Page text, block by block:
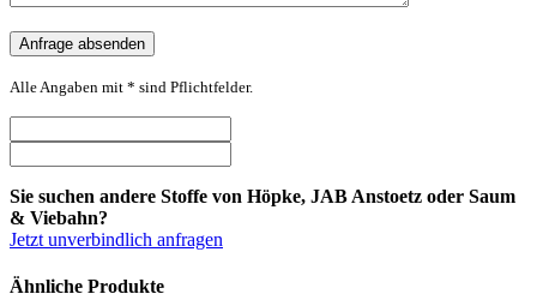
Alle Angaben mit * sind Pflichtfelder.
Sie suchen andere Stoffe von Höpke, JAB Anstoetz oder Saum
& Viebahn?
Jetzt unverbindlich anfragen
Ähnliche Produkte